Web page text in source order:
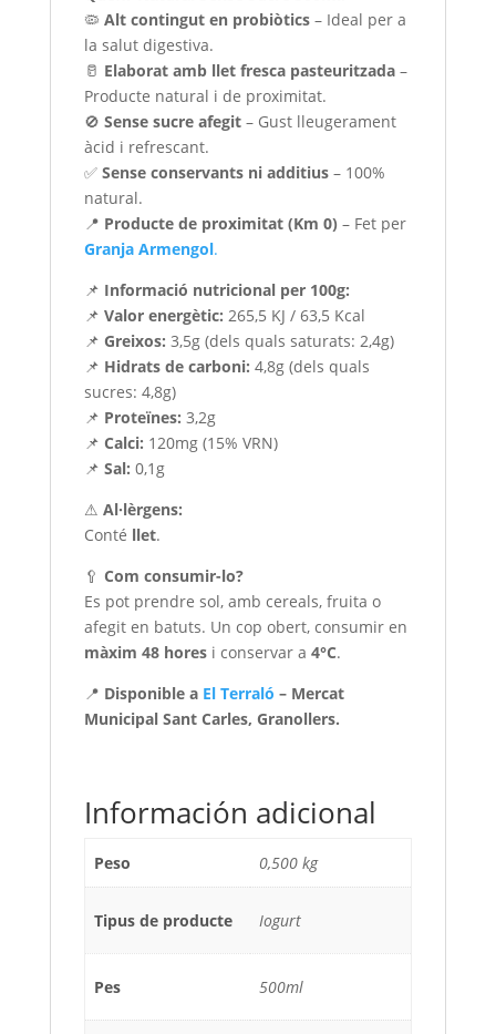
🦠 Alt contingut en probiòtics– Ideal per a
la salut digestiva.
🥛 Elaborat amb llet fresca pasteuritzada–
Producte natural i de proximitat.
🚫 Sense sucre afegit– Gust lleugerament
àcid i refrescant.
✅ Sense conservants ni additius– 100%
natural.
📍 Producte de proximitat (Km 0) – Fet per
Granja Armengol.
📌 Informació nutricional per 100g:
📌 Valor energètic: 265,5 KJ / 63,5 Kcal
📌 Greixos: 3,5g (dels quals saturats: 2,4g)
📌 Hidrats de carboni: 4,8g (dels quals
sucres: 4,8g)
📌 Proteïnes: 3,2g
📌 Calci: 120mg (15% VRN)
📌 Sal: 0,1g
⚠ Al·lèrgens:
Conté llet.
🥄 Com consumir-lo?
Es pot prendre sol, amb cereals, fruita o
afegit en batuts. Un cop obert, consumir en
màxim 48 horesi conservar a 4°C.
📍 Disponible a El Terraló – Mercat
Municipal Sant Carles, Granollers.
Información adicional
Peso 0,500 kg
Tipus de producte Iogurt
Pes 500ml